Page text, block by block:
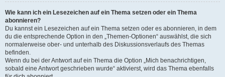
Wie kann ich ein Lesezeichen auf ein Thema setzen oder ein Thema
abonnieren?
Du kannst ein Lesezeichen auf ein Thema setzen oder es abonnieren, in dem
du die entsprechende Option in den „Themen-Optionen“ auswählst, die sich
normalerweise ober- und unterhalb des Diskussionsverlaufs des Themas
befinden.
Wenn du bei der Antwort auf ein Thema die Option „Mich benachrichtigen,
sobald eine Antwort geschrieben wurde“ aktivierst, wird das Thema ebenfalls